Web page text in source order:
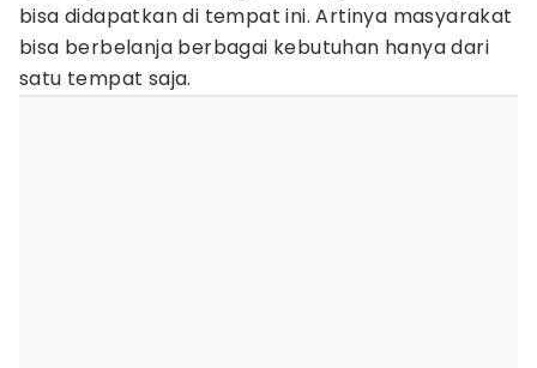
bisa didapatkan di tempat ini. Artinya masyarakat
bisa berbelanja berbagai kebutuhan hanya dari
satu tempat saja.